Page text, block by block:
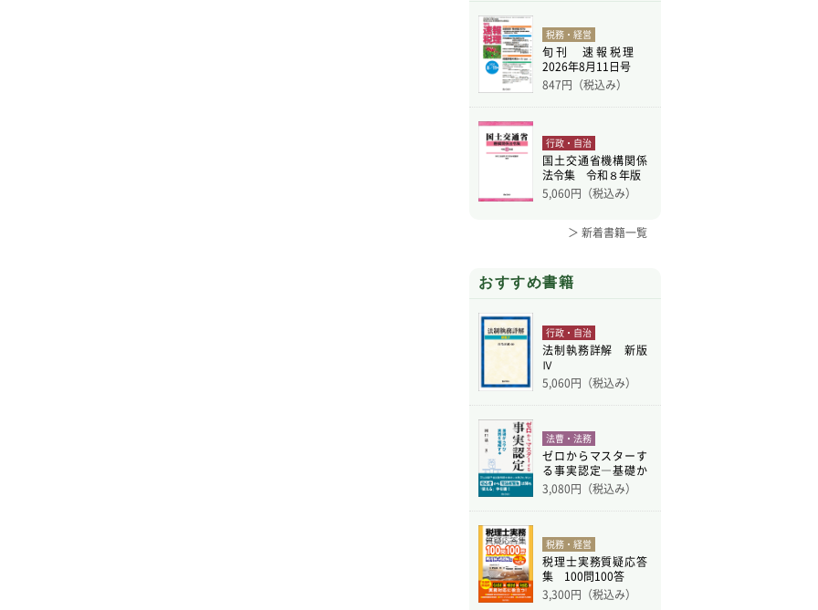
税務・経営
旬刊 速報税理
2026年8月11日号
847円（税込み）
行政・自治
国土交通省機構関係
法令集 令和８年版
5,060円（税込み）
＞ 新着書籍一覧
おすすめ書籍
行政・自治
法制執務詳解 新版
Ⅳ
5,060円（税込み）
法曹・法務
ゼロからマスターす
る事実認定―基礎か
ら学
3,080円（税込み）
税務・経営
税理士実務質疑応答
集 100問100答
3,300円（税込み）